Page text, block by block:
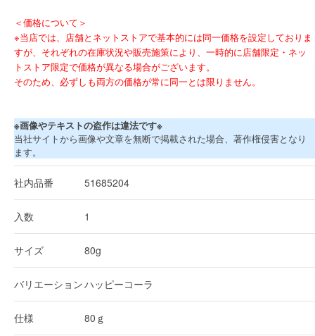
＜価格について＞
※当店では、店舗とネットストアで基本的には同一価格を設定しておりま
すが、それぞれの在庫状況や販売施策により、一時的に店舗限定・ネッ
トストア限定で価格が異なる場合がございます。
そのため、必ずしも両方の価格が常に同一とは限りません。
※画像やテキストの盗作は違法です※
当社サイトから画像や文章を無断で掲載された場合、著作権侵害となり
ます。
社内品番 51685204
入数 1
サイズ 80g
バリエーションハッピーコーラ
仕様 80ｇ